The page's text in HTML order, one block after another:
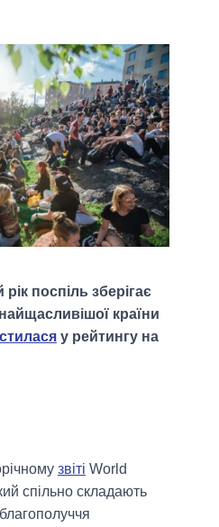
поспіль зберігає
країни
у рейтингу на
звіті World
спільно складають